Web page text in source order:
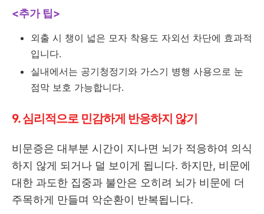
<추가 팁>
외출 시 챙이 넓은 모자 착용도 자외선 차단에 효과적
입니다.
실내에서는 공기청정기와 가스기 병행 사용으로 눈
점막 보호 가능합니다.
9. 심리적으로 민감하게 반응하지 않기
비문증은 대부분 시간이 지나면 뇌가 적응하여 의식
하지 않게 되거나 덜 보이게 됩니다. 하지만, 비문에
대한 과도한 집중과 불안은 오히려 뇌가 비문에 더
주목하게 만들며 악순환이 반복됩니다.